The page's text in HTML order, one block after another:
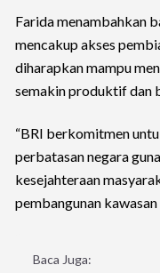
Farida menambahkan
mencakup akses
diharapkan mampu
semakin produktif dan
“BRI berkomitmen
perbatasan negara
kesejahteraan
pembangunan
Baca Juga: